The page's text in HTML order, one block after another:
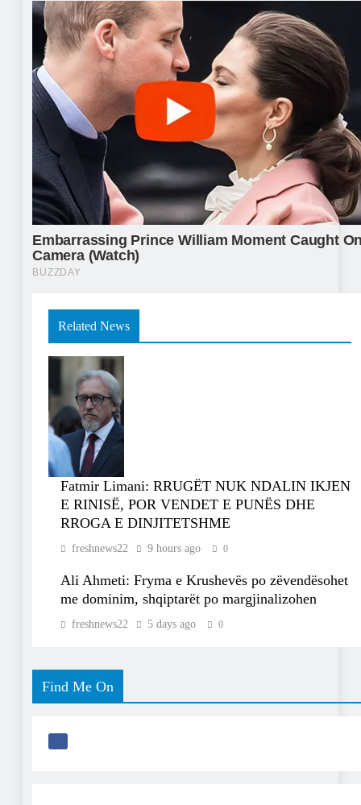
Related News
Fatmir Limani: RRUGËT NUK NDALIN IKJEN
E RINISË, POR VENDET E PUNËS DHE
RROGA E DINJITETSHME
freshnews22 9 hours ago 0
Ali Ahmeti: Fryma e Krushevës po zëvendësohet
me dominim, shqiptarët po margjinalizohen
freshnews22 5 days ago 0
Find Me On